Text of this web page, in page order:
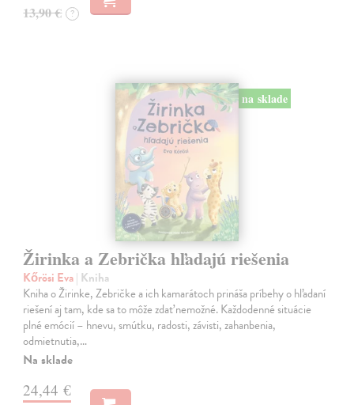
13,90 € ?
na sklade
Žirinka a Zebrička hľadajú riešenia
Kőrösi Eva| Kniha
Kniha o Žirinke, Zebričke a ich kamarátoch prináša príbehy o hľadaní
riešení aj tam, kde sa to môže zdať nemožné. Každodenné situácie
plné emócií – hnevu, smútku, radosti, závisti, zahanbenia,
odmietnutia,…
Na sklade
24,44 €